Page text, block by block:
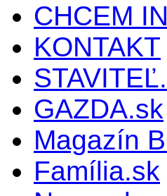
CHCEM
KONTAKT
GAZDA.sk
Magazín
Família.sk